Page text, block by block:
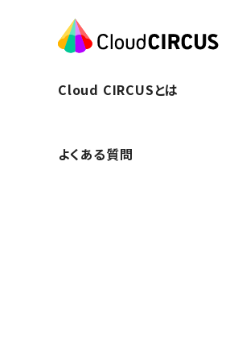
Cloud CIRCUSとは
よくある質問